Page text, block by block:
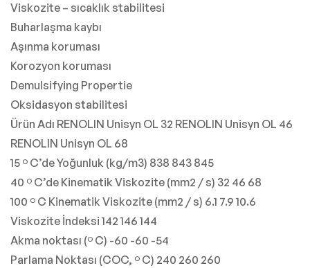
Viskozite – sıcaklık stabilitesi
Buharlaşma kaybı
Aşınma koruması
Korozyon koruması
Demulsifying Propertie
Oksidasyon stabilitesi
Ürün Adı RENOLIN Unisyn OL 32 RENOLIN Unisyn OL 46
RENOLIN Unisyn OL 68
15 º C’de Yoğunluk (kg/m3) 838 843 845
40 º C’de Kinematik Viskozite (mm2 / s) 32 46 68
100 º C Kinematik Viskozite (mm2 / s) 6.1 7.9 10.6
Viskozite İndeksi 142 146 144
Akma noktası (º C) -60 -60 -54
Parlama Noktası (COC, º C) 240 260 260